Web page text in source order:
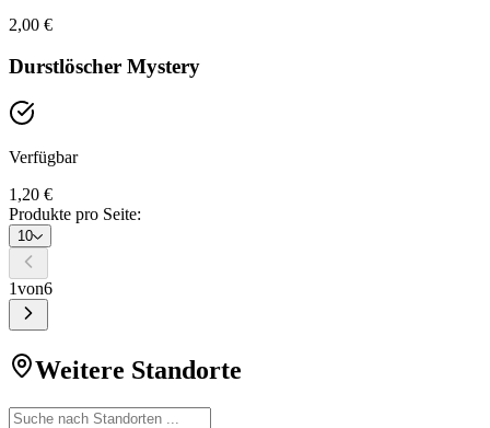
2,00 €
Durstlöscher Mystery
Verfügbar
1,20 €
Produkte pro Seite:
10
1von6
Weitere Standorte